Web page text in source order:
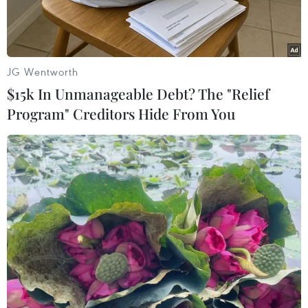
ballet"Nghi lễ mùa Xuân"của biên đạo múa
đương đại hàng đầu của Pháp hiện nay Jean-
Claude Gallotta sẽđược giới thiệu với công
chúng Việt Nam tại Thành phố Hồ Chí Minh
Theo Tổng lãnh sự quán Pháp tại Thành phố Hồ
Chí Minh, người sẽ mang"Nghi lễmùa Xuân"
đến với khán giả Việt Nam lần này là biên đạo
múa Jean-ClaudeGallotta. Ông là giám đốc
Trung tâm vũ kịch quốc gia Grenoble (CCN) và
từ đầunhững năm 1980 đã được coi là một trong
những đại diện ưu tú nhất của nghệ thuậtmúa
đương đại Pháp.
Phong cách Gallotta ảnh hưởng từ những năm
JG Wentworth
$15k In Unmanageable Debt? The "Relief
Program" Creditors Hide From You